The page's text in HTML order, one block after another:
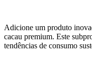
Adicione um produto
cacau premium. Este
tendências de consumo